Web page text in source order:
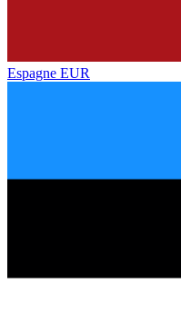
Espagne EUR